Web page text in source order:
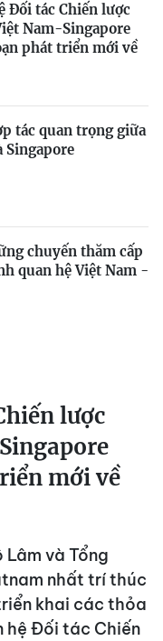
Đối tác Chiến lược
Nam-Singapore
phát triển mới về
tác quan trọng giữa
Singapore
chuyến thăm cấp
quan hệ Việt Nam -
lược
mới về
Lâm và Tổng
nhất trí thúc
khai các thỏa
hệ Đối tác Chiến